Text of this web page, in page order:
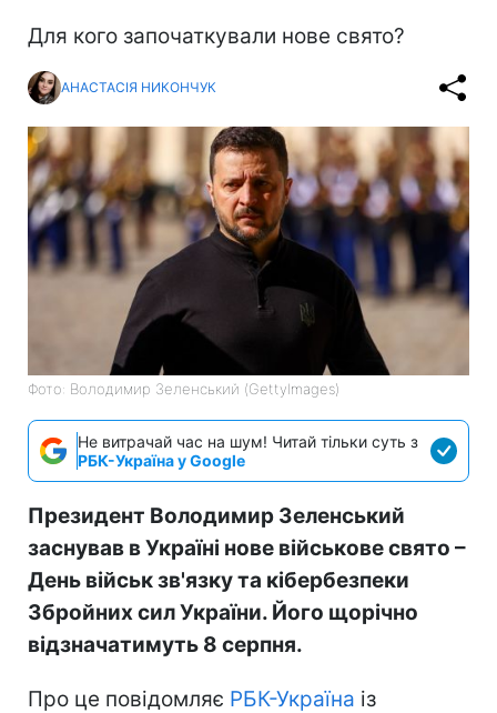
Для кого започаткували нове свято?
АНАСТАСІЯ НИКОНЧУК
Фото: Володимир Зеленський (GettyImages)
Не витрачай час на шум! Читай тільки суть з
РБК-Україна у Google
Президент Володимир Зеленський
заснував в Україні нове військове свято –
День військ зв'язку та кібербезпеки
Збройних сил України. Його щорічно
відзначатимуть 8 серпня.
Про це повідомляє РБК-Україна із